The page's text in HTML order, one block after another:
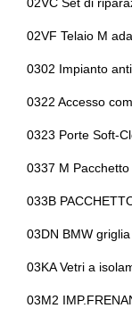
Cromature
Display
Dpf / fap filtro anti
Elementi di
Fari autoadattivi
Fari autoadattivi a
Fari con
Fari con
Fari posteriori a
Bracciolo anteriore
Bulloni antifurto
Cambio
Cassetto
Cerchi in lega da
Cerchi in lega da
Chiavi e
Chiusura
Cinture di
02VC Set di
02VF Telaio M
0302 Impianto
0322 Accesso
0323 Porte Soft-
0337 M
033B
03DN BMW
03KA Vetri a
03M2